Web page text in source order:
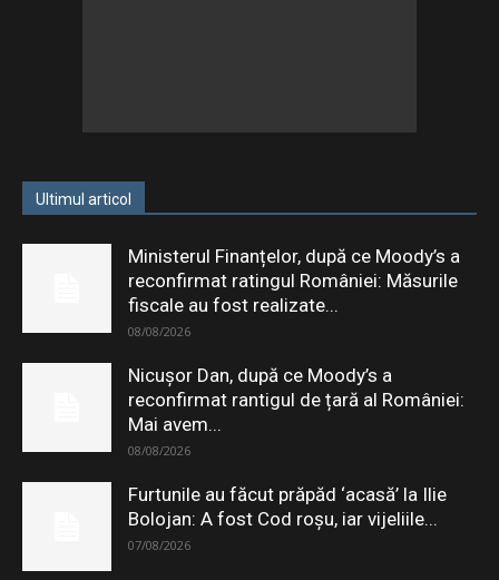
Ultimul articol
Ministerul Finanțelor, după ce Moody’s a
reconfirmat ratingul României: Măsurile
fiscale au fost realizate...
08/08/2026
Nicușor Dan, după ce Moody’s a
reconfirmat rantigul de țară al României:
Mai avem...
08/08/2026
Furtunile au făcut prăpăd ‘acasă’ la Ilie
Bolojan: A fost Cod roșu, iar vijeliile...
07/08/2026